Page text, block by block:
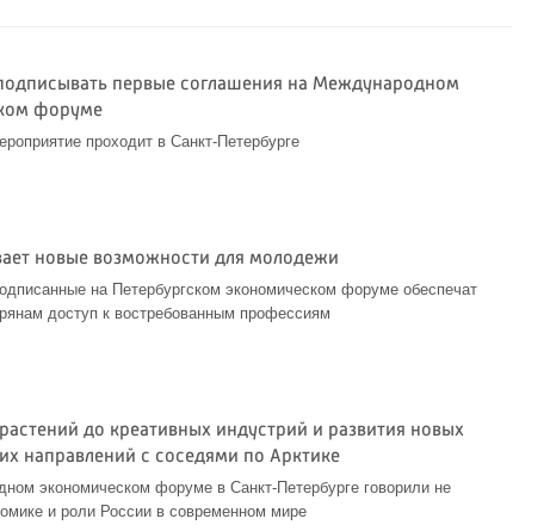
первые соглашения на Международном
форуме
проходит в Санкт-Петербурге
новые возможности для молодежи
на Петербургском экономическом форуме обеспечат
доступ к востребованным профессиям
до креативных индустрий и развития новых
направлений с соседями по Арктике
экономическом форуме в Санкт-Петербурге говорили не
и роли России в современном мире